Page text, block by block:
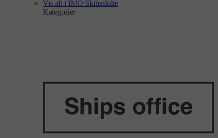
Vis alt i IMO Skibsskilte
Kategorier